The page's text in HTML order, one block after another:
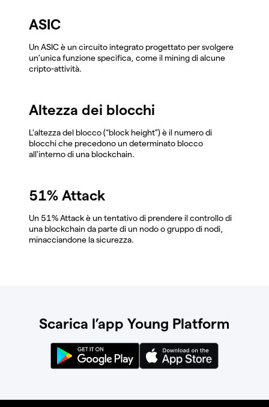
ASIC
Un ASIC è un circuito integrato progettato per svolgere
un'unica funzione specifica, come il mining di alcune
cripto-attività.
Altezza dei blocchi
L'altezza del blocco (“block height”) è il numero di
blocchi che precedono un determinato blocco
all'interno di una blockchain.
51% Attack
Un 51% Attack è un tentativo di prendere il controllo di
una blockchain da parte di un nodo o gruppo di nodi,
minacciandone la sicurezza.
Scarica l’app Young Platform